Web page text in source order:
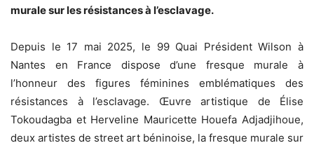
murale sur les résistances à l’esclavage.
Depuis le 17 mai 2025, le 99 Quai Président Wilson à
Nantes en France dispose d’une fresque murale à
l’honneur des figures féminines emblématiques des
résistances à l’esclavage. Œuvre artistique de Élise
Tokoudagba et Herveline Mauricette Houefa Adjadjihoue,
deux artistes de street art béninoise, la fresque murale sur